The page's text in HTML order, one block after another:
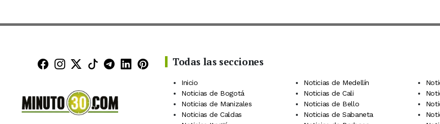
Minuto30 en Facebook
Minuto30 en Instagram
Minuto30 en X (Twitter)
Minuto30 en TikTok
Canal de Minuto30 en Telegram
Minuto30 en LinkedIn
Minuto30 en Pinterest
Todas las secciones
Inicio Noticias de Medellín
Noticias de Bogotá
Noticias de Cali
Noticias de Manizales
Noticias de Bello
Noticias de Caldas
Noticias de Sabaneta